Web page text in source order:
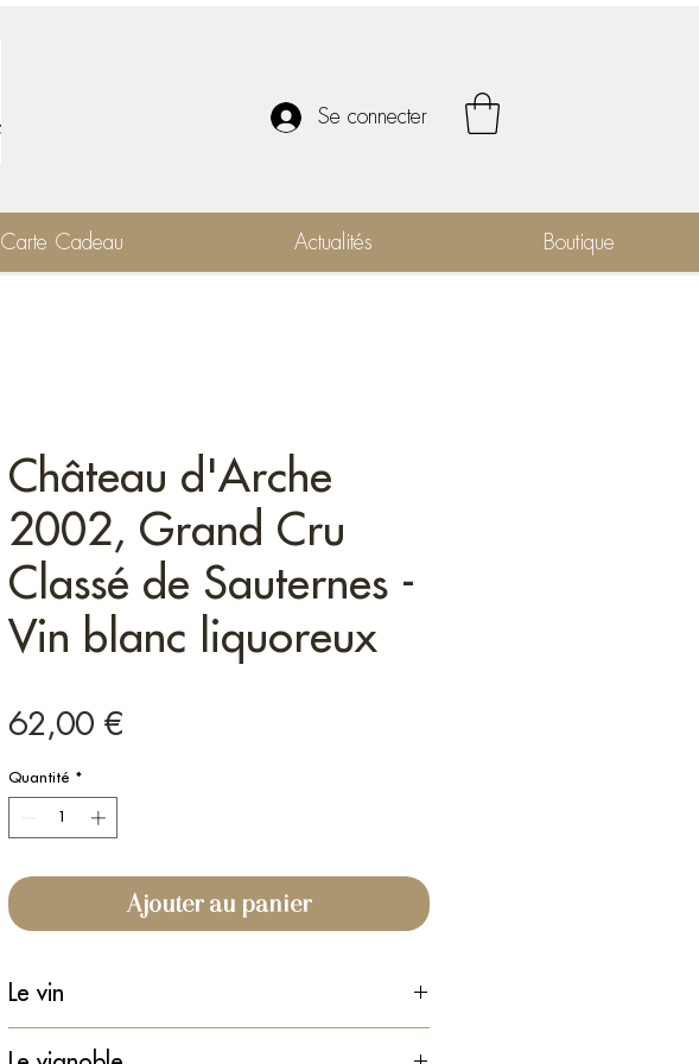
Se connecter
Carte Cadeau Actualités Boutique
Château d'Arche
2002, Grand Cru
Classé de Sauternes -
Vin blanc liquoreux
62,00 €Prix
Quantité *
Ajouter au panier
Le vin